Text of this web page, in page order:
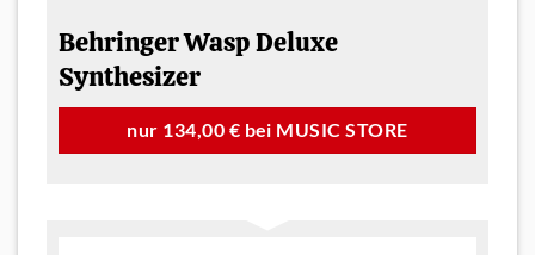
Behringer Wasp Deluxe
Synthesizer
nur 134,00 € bei MUSIC STORE